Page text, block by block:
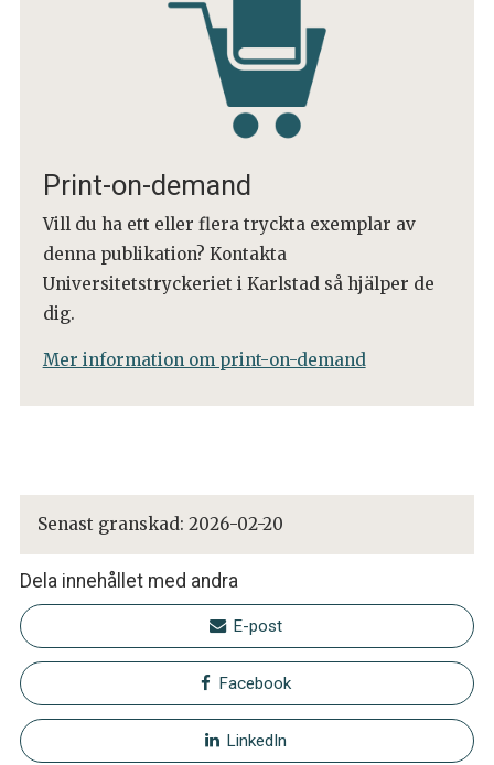
Print-on-demand
Vill du ha ett eller flera tryckta exemplar av
denna publikation? Kontakta
Universitetstryckeriet i Karlstad så hjälper de
dig.
Mer information om print-on-demand
Senast granskad: 2026-02-20
Dela innehållet med andra
E-post
Facebook
LinkedIn